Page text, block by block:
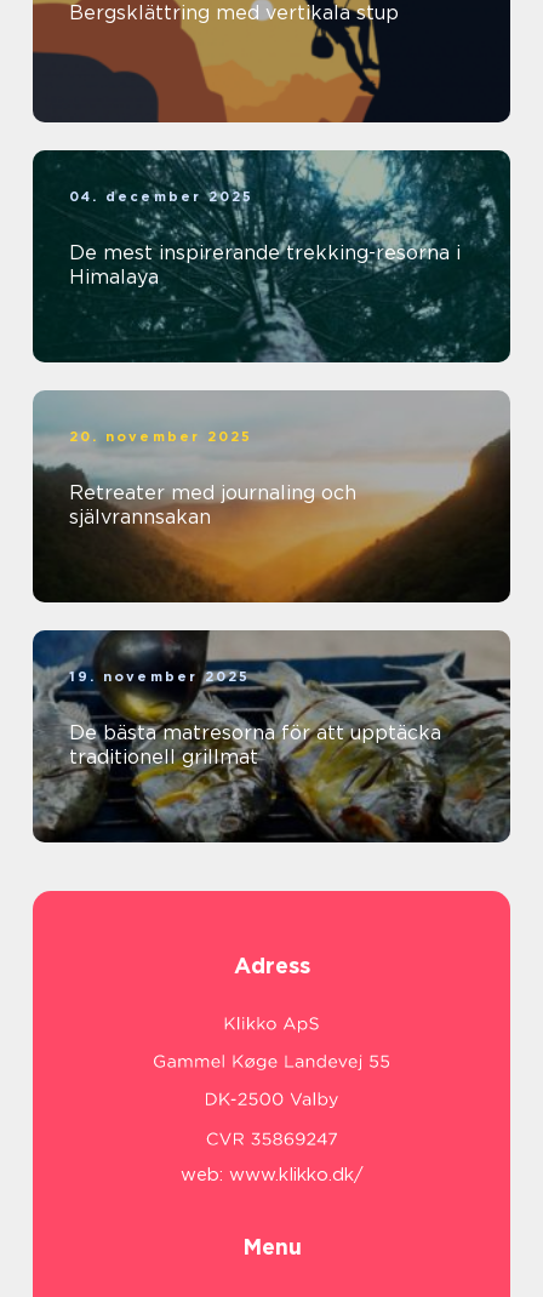
Bergsklättring med vertikala stup
04. december 2025
De mest inspirerande trekking-resorna i
Himalaya
20. november 2025
Retreater med journaling och
självrannsakan
19. november 2025
De bästa matresorna för att upptäcka
traditionell grillmat
Adress
web: www.klikko.dk/
Menu